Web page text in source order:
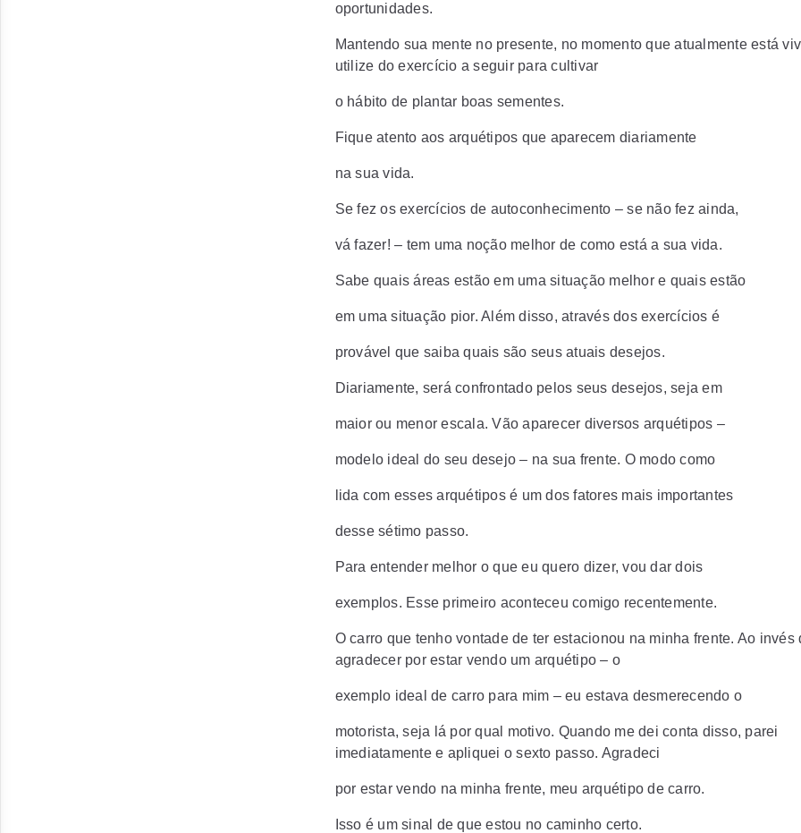
oportunidades.
Mantendo sua mente no presente, no momento que atualmente está
utilize do exercício a seguir para cultivar
o hábito de plantar boas sementes.
Fique atento aos arquétipos que aparecem diariamente
na sua vida.
Se fez os exercícios de autoconhecimento – se não fez ainda,
vá fazer! – tem uma noção melhor de como está a sua vida.
Sabe quais áreas estão em uma situação melhor e quais estão
em uma situação pior. Além disso, através dos exercícios é
provável que saiba quais são seus atuais desejos.
Diariamente, será confrontado pelos seus desejos, seja em
maior ou menor escala. Vão aparecer diversos arquétipos –
modelo ideal do seu desejo – na sua frente. O modo como
lida com esses arquétipos é um dos fatores mais importantes
desse sétimo passo.
Para entender melhor o que eu quero dizer, vou dar dois
exemplos. Esse primeiro aconteceu comigo recentemente.
O carro que tenho vontade de ter estacionou na minha frente. Ao invés
agradecer por estar vendo um arquétipo – o
exemplo ideal de carro para mim – eu estava desmerecendo o
motorista, seja lá por qual motivo. Quando me dei conta disso, parei
imediatamente e apliquei o sexto passo. Agradeci
por estar vendo na minha frente, meu arquétipo de carro.
Isso é um sinal de que estou no caminho certo.